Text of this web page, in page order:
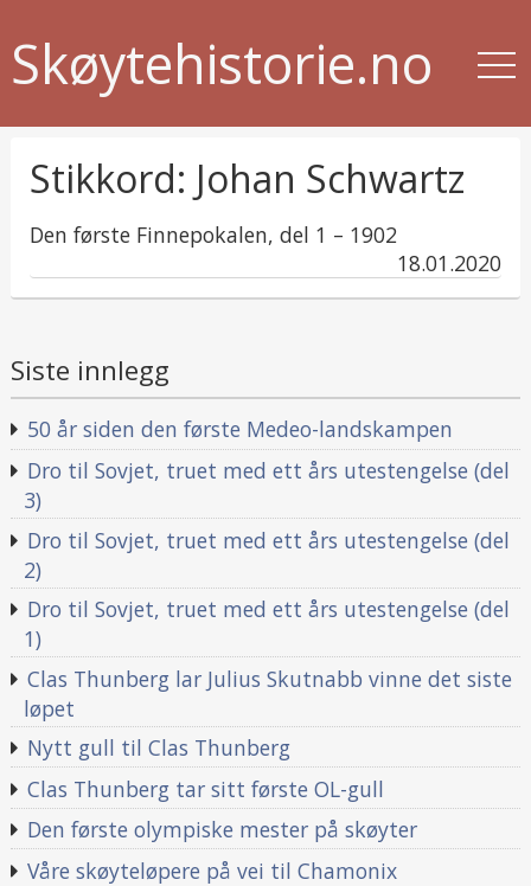
Skøytehistorie.no
Stikkord: Johan Schwartz
Den første Finnepokalen, del 1 – 1902
published
in
18.01.2020
Siste innlegg
50 år siden den første Medeo-landskampen
Dro til Sovjet, truet med ett års utestengelse (del
3)
Dro til Sovjet, truet med ett års utestengelse (del
2)
Dro til Sovjet, truet med ett års utestengelse (del
1)
Clas Thunberg lar Julius Skutnabb vinne det siste
løpet
Nytt gull til Clas Thunberg
Clas Thunberg tar sitt første OL-gull
Den første olympiske mester på skøyter
Våre skøyteløpere på vei til Chamonix